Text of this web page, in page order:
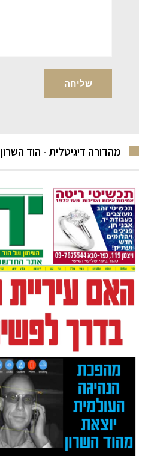
מהדורה דיגיטלית - הוד השרון